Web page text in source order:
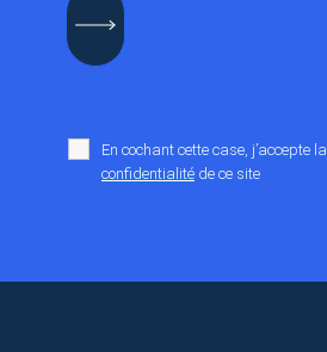
En cochant cette case, j’accepte la
confidentialité de ce site